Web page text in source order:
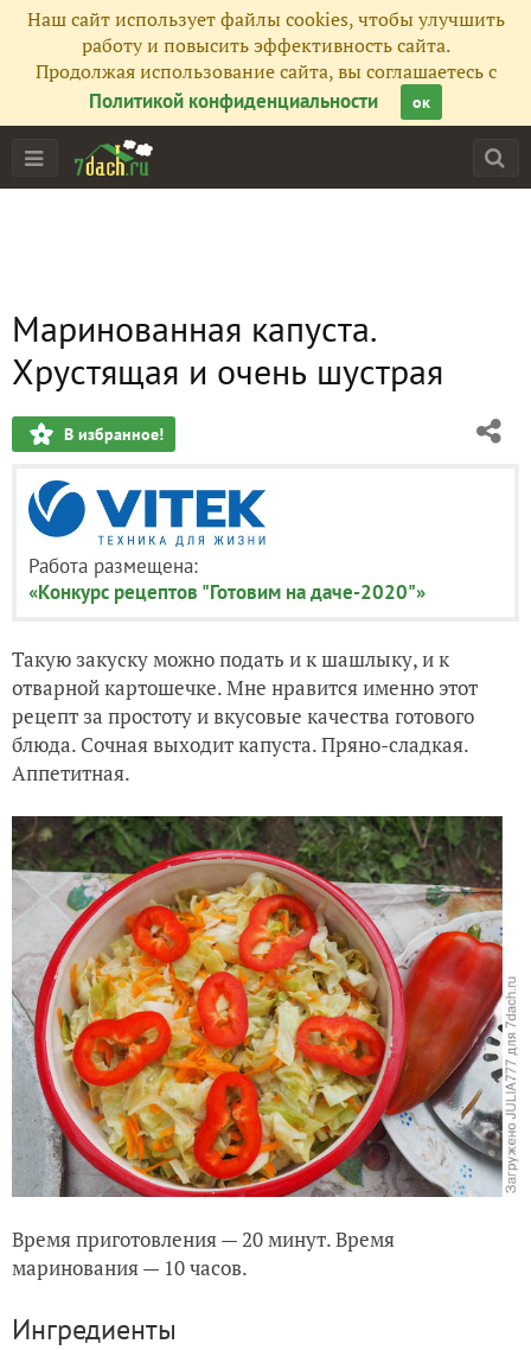
Наш сайт использует файлы cookies, чтобы улучшить
работу и повысить эффективность сайта.
Продолжая использование сайта, вы соглашаетесь с
Политикой конфиденциальности
ок
Маринованная капуста.
Хрустящая и очень шустрая
В избранное!
Работа размещена:
«Конкурс рецептов "Готовим на даче-2020"»
Такую закуску можно подать и к шашлыку, и к
отварной картошечке. Мне нравится именно этот
рецепт за простоту и вкусовые качества готового
блюда. Сочная выходит капуста. Пряно-сладкая.
Аппетитная.
Время приготовления — 20 минут. Время
маринования — 10 часов.
Ингредиенты